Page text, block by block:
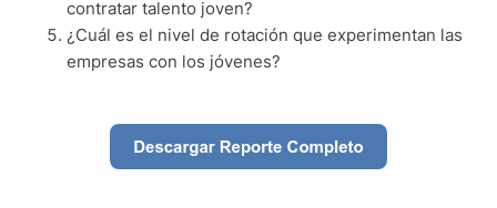
contratar talento joven?
¿Cuál es el nivel de rotación que experimentan las
empresas con los jóvenes?